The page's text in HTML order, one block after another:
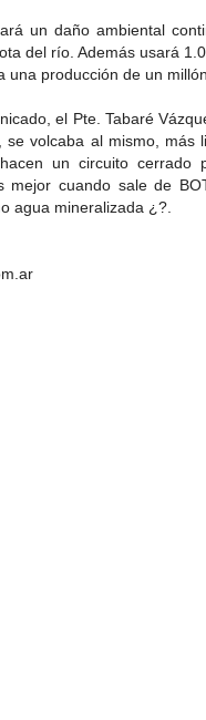
un daño ambiental
del río. Además usará
una producción de un
el Pte. Tabaré
se volcaba al mismo, más
un circuito cerrado
mejor cuando sale de
agua mineralizada ¿?.